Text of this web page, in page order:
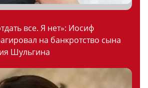
все. Я нет»: Иосиф
на банкротство сына
Шульгина